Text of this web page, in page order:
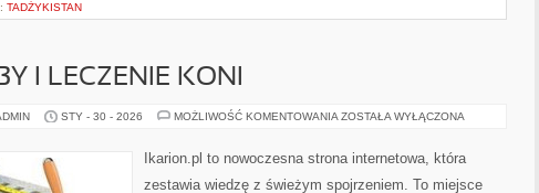
TADŻYKISTAN
I LECZENIE KONI
STY - 30 - 2026 MOŻLIWOŚĆ KOMENTOWANIA CHOROBY
KONI
ZOSTAŁA WYŁĄCZONA
Ikarion.pl to nowoczesna strona internetowa, która
zestawia wiedzę z świeżym spojrzeniem. To miejsce